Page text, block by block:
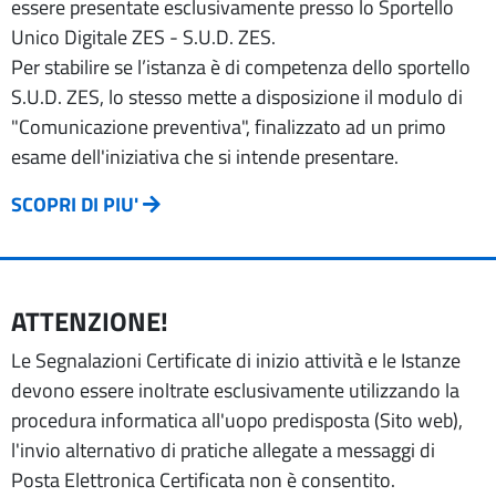
essere presentate esclusivamente presso lo Sportello
Unico Digitale ZES - S.U.D. ZES.
Per stabilire se l’istanza è di competenza dello sportello
S.U.D. ZES, lo stesso mette a disposizione il modulo di
"Comunicazione preventiva", finalizzato ad un primo
esame dell'iniziativa che si intende presentare.
SCOPRI DI PIU'
ATTENZIONE!
Le Segnalazioni Certificate di inizio attività e le Istanze
devono essere inoltrate esclusivamente utilizzando la
procedura informatica all'uopo predisposta (Sito web),
l'invio alternativo di pratiche allegate a messaggi di
Posta Elettronica Certificata non è consentito.